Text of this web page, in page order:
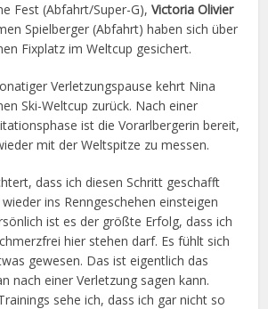
Fest (Abfahrt/Super-G),Victoria Olivier
Spielberger (Abfahrt) haben sich über
Fixplatz im Weltcup gesichert.
Verletzungspause kehrt Nina
Ski-Weltcup zurück. Nach einer
ist die Vorarlbergerin bereit,
mit der Weltspitze zu messen.
dass ich diesen Schritt geschafft
ins Renngeschehen einsteigen
ist es der größte Erfolg, dass ich
hier stehen darf. Es fühlt sich
gewesen. Das ist eigentlich das
nach einer Verletzung sagen kann.
sehe ich, dass ich gar nicht so